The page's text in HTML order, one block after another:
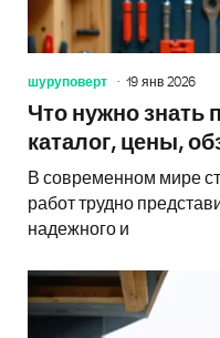
шуруповерт 19 янв 2026
Что нужно знать
каталог, цены,
В современном мире
работ трудно
надежного и